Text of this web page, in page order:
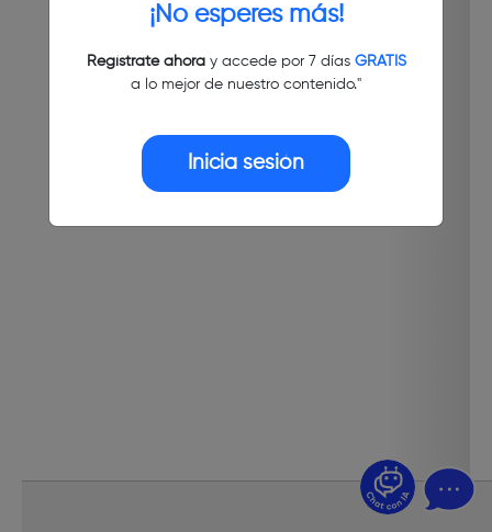
¡No esperes más!
Regístrate ahoray accede por 7 días GRATIS
a lo mejor de nuestro contenido."
Inicia sesión